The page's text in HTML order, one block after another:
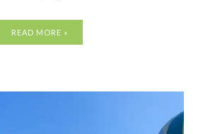
READ MORE »